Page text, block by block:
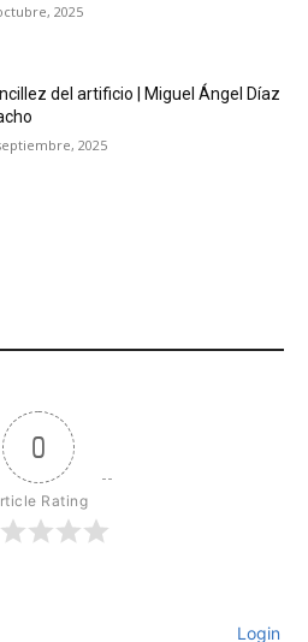
2025
del artificio | Miguel Ángel Díaz
2025
0
Rating
Login